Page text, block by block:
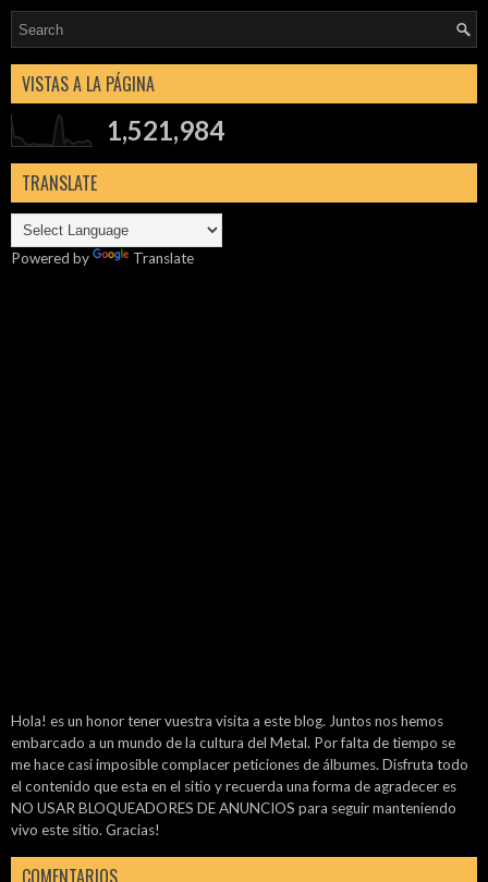
VISTAS A LA PÁGINA
1,521,984
TRANSLATE
Powered by Translate
Hola! es un honor tener vuestra visita a este blog. Juntos nos hemos
embarcado a un mundo de la cultura del Metal. Por falta de tiempo se
me hace casi imposible complacer peticiones de álbumes. Disfruta todo
el contenido que esta en el sitio y recuerda una forma de agradecer es
NO USAR BLOQUEADORES DE ANUNCIOS para seguir manteniendo
vivo este sitio. Gracias!
COMENTARIOS